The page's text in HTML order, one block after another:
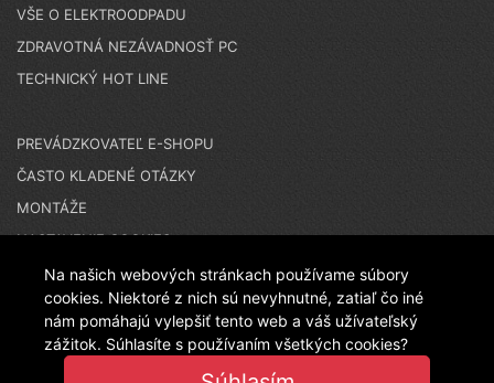
Na našich webových stránkach používame súbory
cookies. Niektoré z nich sú nevyhnutné, zatiaľ čo iné
nám pomáhajú vylepšiť tento web a váš užívateľský
zážitok. Súhlasíte s používaním všetkých cookies?
VŠE O ELEKTROODPADU
ZDRAVOTNÁ NEZÁVADNOSŤ PC
TECHNICKÝ HOT LINE
PREVÁDZKOVATEĽ E-SHOPU
ČASTO KLADENÉ OTÁZKY
MONTÁŽE
NASTAVENIE COOKIES
N A K U P U J E T E N A Č E S K O M E S H O P E - T E N